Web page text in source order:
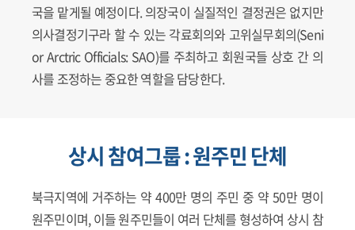
국을 맡게될 예정이다. 의장국이 실질적인 결정권은 없지만
의사결정기구라 할 수 있는 각료회의와 고위실무회의(Seni
or Arctric Officials: SAO)를 주최하고 회원국들 상호 간 의
사를 조정하는 중요한 역할을 담당한다.
상시 참여그룹 : 원주민 단체
북극지역에 거주하는 약 400만 명의 주민 중 약 50만 명이
원주민이며, 이들 원주민들이 여러 단체를 형성하여 상시 참